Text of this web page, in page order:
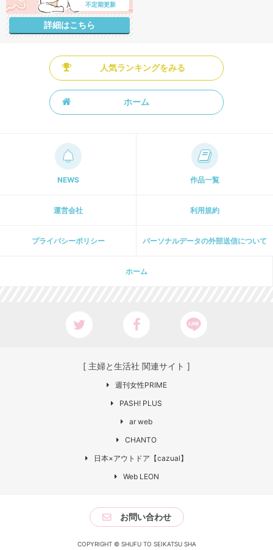
不定期更新
詳細はこちら
人気ランキングをみる
ホーム
NEWS 作品一覧
運営会社 利用規約
プライパシーポリシー パーソナルデータの外部送信について
ホーム
[ 主婦と生活社 関連サイト ]
週刊女性PRIME
PASH! PLUS
ar web
CHANTO
日本×アウトドア【cazual】
Web LEON
お問い合わせ
COPYRIGHT © SHUFU TO SEIKATSU SHA